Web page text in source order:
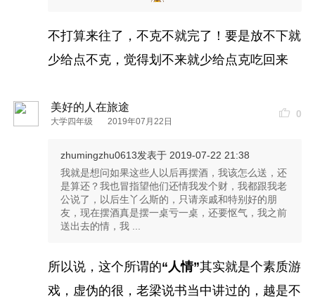
不打算来往了，不克不就完了！要是放不下就
少给点不克，觉得划不来就少给点克吃回来
美好的人在旅途
大学四年级 2019年07月22日
0
zhumingzhu0613发表于 2019-07-22 21:38
我就是想问如果这些人以后再摆酒，我该怎么送，还
是算还？我也冒指望他们还情我发个财，我都跟我老
公说了，以后生丫么斯的，只请亲戚和特别好的朋
友，现在摆酒真是摆一桌亏一桌，还要怄气，我之前
送出去的情，我 ...
所以说，这个所谓的“人情”其实就是个素质游
戏，虚伪的很，老梁说书当中讲过的，越是不